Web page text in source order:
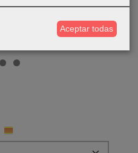
Pendientes |
Árbol de...
25,00 €
Anillos
20,00 €
Aceptar todas